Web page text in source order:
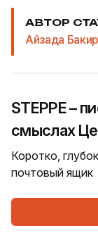
АВТОР
Айзада
STEPPE –
смыслах
Коротко,
почтовый ящик